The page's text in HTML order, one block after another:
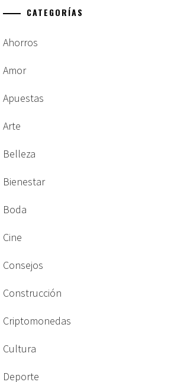
CATEGORÍAS
Ahorros
Amor
Apuestas
Arte
Belleza
Bienestar
Boda
Cine
Consejos
Construcción
Criptomonedas
Cultura
Deporte